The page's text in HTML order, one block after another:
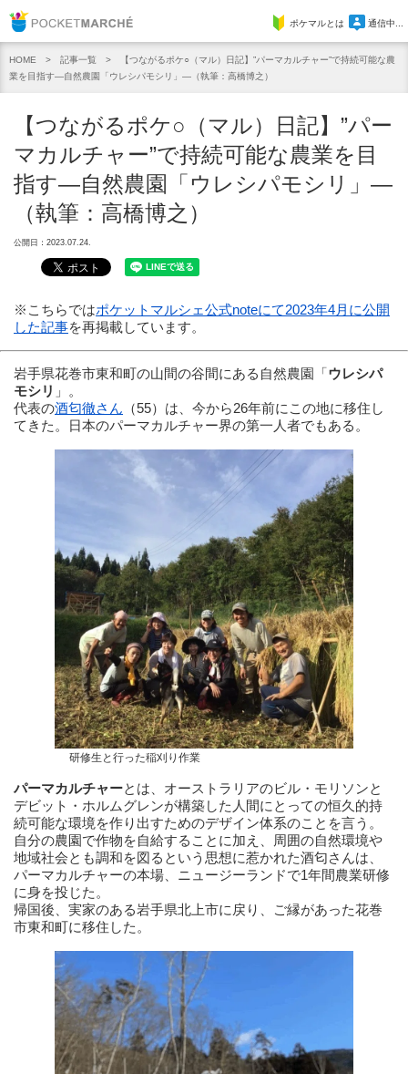
Pocket Marcheポケマルとは 通信中...
HOME 記事一覧
【つながるポケ○（マル）日記】”パーマカルチャー”で持続可能な農
業を目指す—自然農園「ウレシパモシリ」—（執筆：高橋博之）
【つながるポケ○（マル）日記】”パー
マカルチャー”で持続可能な農業を目
指す—自然農園「ウレシパモシリ」—
（執筆：高橋博之）
公開日：2023.07.24.
※こちらではポケットマルシェ公式noteにて2023年4月に公開
した記事を再掲載しています。
岩手県花巻市東和町の山間の谷間にある自然農園「ウレシパ
モシリ 」。
代表の酒匂徹さん （55）は、今から26年前にこの地に移住し
てきた。日本のパーマカルチャー界の第一人者でもある。
研修生と行った稲刈り作業
パーマカルチャーとは、オーストラリアのビル・モリソンと
デビット・ホルムグレンが構築した人間にとっての恒久的持
続可能な環境を作り出すためのデザイン体系のことを言う。
自分の農園で作物を自給することに加え、周囲の自然環境や
地域社会とも調和を図るという思想に惹かれた酒匂さんは、
パーマカルチャーの本場、ニュージーランドで1年間農業研修
に身を投じた。
帰国後、実家のある岩手県北上市に戻り、ご縁があった花巻
市東和町に移住した。